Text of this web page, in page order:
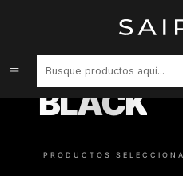
Perfume Baldessarini Varon Edc
BLACK
PRODUCTOS